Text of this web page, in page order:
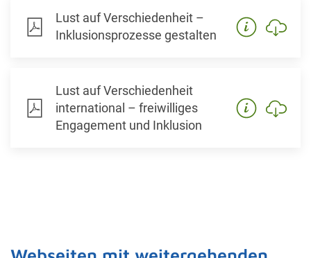
Lust auf Verschiedenheit –
Inklusionsprozesse gestalten
Lust auf Verschiedenheit
international – freiwilliges
Engagement und Inklusion